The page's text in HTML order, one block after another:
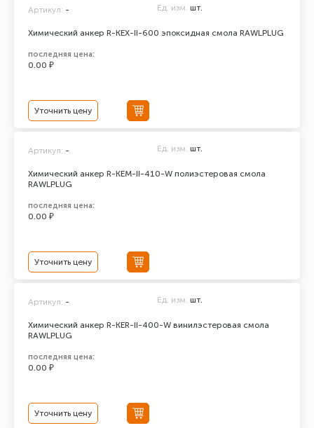
Химический анкер R-KEX-II-600 эпоксидная смола RAWLPLUG
Артикул: - Ед. изм. шт.
последняя цена:
0.00 ₽
Уточнить цену
Химический анкер R-KEM-II-410-W полиэстеровая смола
RAWLPLUG
Артикул: - Ед. изм. шт.
последняя цена:
0.00 ₽
Уточнить цену
Химический анкер R-KER-II-400-W винилэстеровая смола
RAWLPLUG
Артикул: - Ед. изм. шт.
последняя цена:
0.00 ₽
Уточнить цену